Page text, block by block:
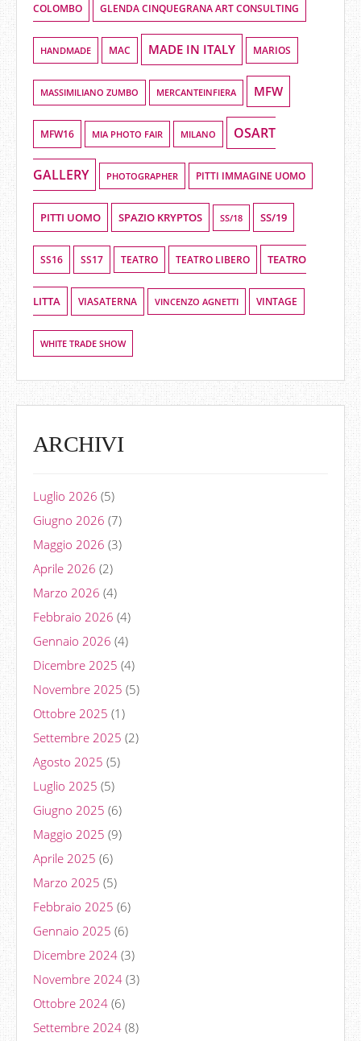
COLOMBO GLENDA CINQUEGRANA ART CONSULTING
HANDMADE MAC MADE IN ITALY MARIOS
MASSIMILIANO ZUMBO MERCANTEINFIERA MFW
MFW16 MIA PHOTO FAIR MILANO OSART
GALLERY PHOTOGRAPHER PITTI IMMAGINE UOMO
PITTI UOMO SPAZIO KRYPTOS SS/18 SS/19
SS16 SS17 TEATRO TEATRO LIBERO TEATRO
LITTA VIASATERNA VINCENZO AGNETTI VINTAGE
WHITE TRADE SHOW
ARCHIVI
Luglio 2026 (5)
Giugno 2026 (7)
Maggio 2026 (3)
Aprile 2026 (2)
Marzo 2026 (4)
Febbraio 2026 (4)
Gennaio 2026 (4)
Dicembre 2025 (4)
Novembre 2025 (5)
Ottobre 2025 (1)
Settembre 2025 (2)
Agosto 2025 (5)
Luglio 2025 (5)
Giugno 2025 (6)
Maggio 2025 (9)
Aprile 2025 (6)
Marzo 2025 (5)
Febbraio 2025 (6)
Gennaio 2025 (6)
Dicembre 2024 (3)
Novembre 2024 (3)
Ottobre 2024 (6)
Settembre 2024 (8)